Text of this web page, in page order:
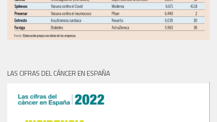
LAS CIFRAS DEL CÁNCER EN ESPAÑA